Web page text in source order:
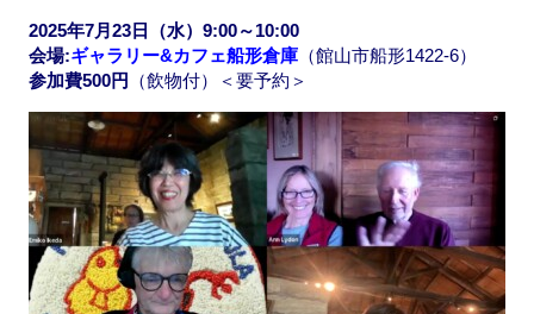
2025年7月23日（水）9:00～10:00
会場:ギャラリー&カフェ船形倉庫 （館山市船形1422-6）
参加費500円
（飲物付）＜要予約＞